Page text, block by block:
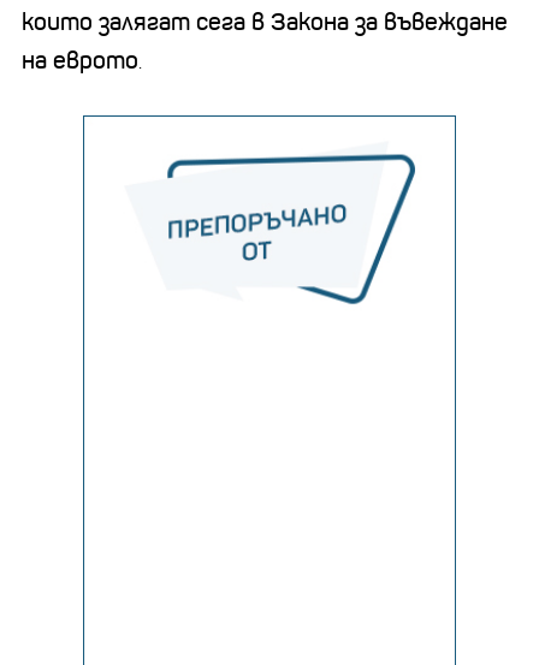
които залягат сега в Закона за въвеждане
на еврото.